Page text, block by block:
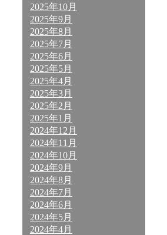
2025年10月
2025年9月
2025年8月
2025年7月
2025年6月
2025年5月
2025年4月
2025年3月
2025年2月
2025年1月
2024年12月
2024年11月
2024年10月
2024年9月
2024年8月
2024年7月
2024年6月
2024年5月
2024年4月